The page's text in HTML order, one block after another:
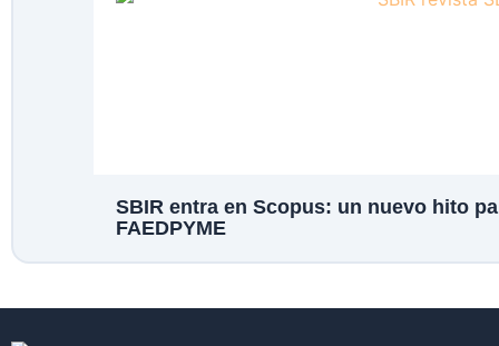
SBIR entra en Scopus: un nuevo hito
FAEDPYME